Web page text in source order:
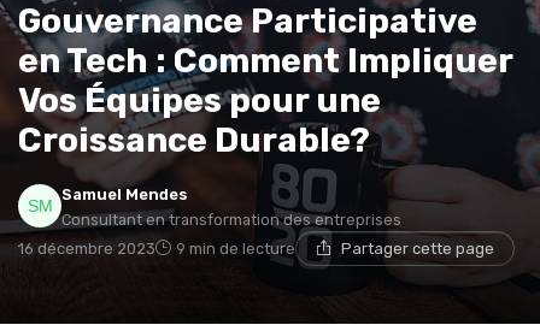
Gouvernance Participative
en Tech : Comment Impliquer
Vos Équipes pour une
Croissance Durable?
Samuel Mendes
Consultant en transformation des entreprises
16 décembre 2023
9 min de lecture Partager cette page